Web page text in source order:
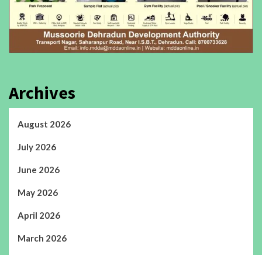
Archives
August 2026
July 2026
June 2026
May 2026
April 2026
March 2026